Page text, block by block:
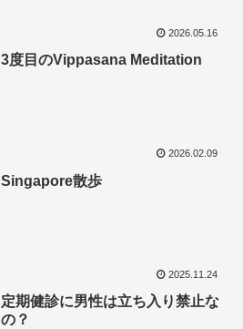
2026.05.16
3度目のVippasana Meditation
2026.02.09
Singapore散歩
2025.11.24
定期健診に男性は立ち入り禁止な
の？